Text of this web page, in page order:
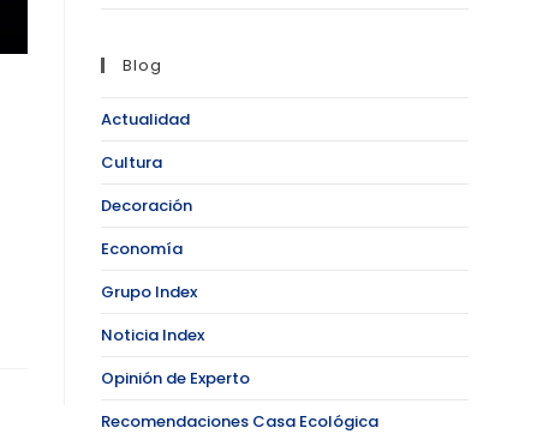
Blog
Actualidad
Cultura
Decoración
Economía
Grupo Index
Noticia Index
Opinión de Experto
Recomendaciones Casa Ecológica